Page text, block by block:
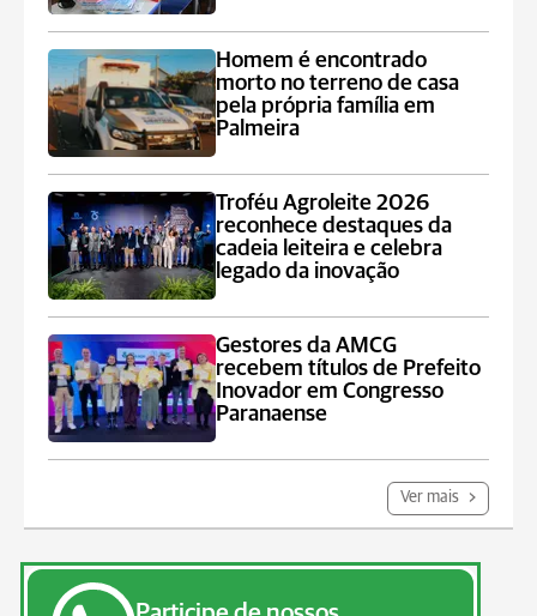
Homem é encontrado
morto no terreno de casa
pela própria família em
Palmeira
Troféu Agroleite 2026
reconhece destaques da
cadeia leiteira e celebra
legado da inovação
Gestores da AMCG
recebem títulos de Prefeito
Inovador em Congresso
Paranaense
Ver mais